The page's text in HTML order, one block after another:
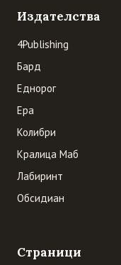
Издателства
4Publishing
Бард
Еднорог
Ера
Колибри
Кралица Маб
Лабиринт
Обсидиан
Страници